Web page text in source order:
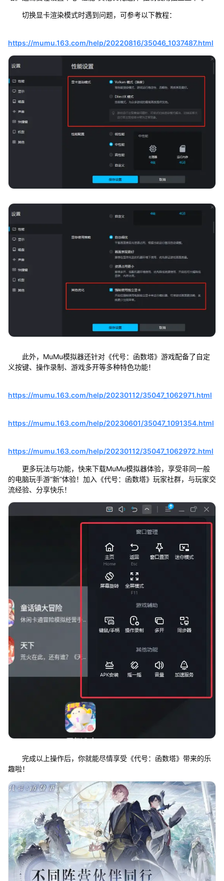
切换显卡渲染模式时遇到问题，可参考以下教程：
https://mumu.163.com/help/20220816/35046_1037487.html
此外，MuMu模拟器还针对《代号：函数塔》游戏配备了自定
义按键、操作录制、游戏多开等多种特色功能！
https://mumu.163.com/help/20230112/35047_1062971.html
https://mumu.163.com/help/20230601/35047_1091354.html
https://mumu.163.com/help/20230112/35047_1062972.html
更多玩法与功能，快来下载MuMu模拟器体验，享受非同一般
的电脑玩手游“新”体验！加入《代号：函数塔》玩家社群，与玩家交
流经验、分享快乐！
完成以上操作后，你就能尽情享受《代号：函数塔》带来的乐
趣啦！